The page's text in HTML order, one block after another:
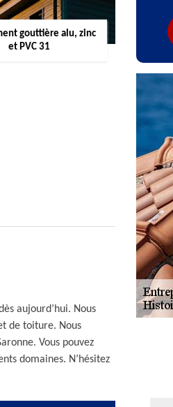
gouttière alu, zinc
et PVC 31
aujourd’hui. Nous
de toiture. Nous
Vous pouvez
domaines. N’hésitez